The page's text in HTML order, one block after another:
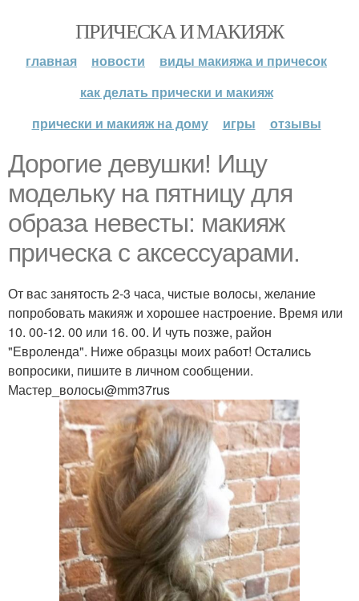
ПРИЧЕСКА И МАКИЯЖ
главная новости
виды макияжа и причесок
как делать прически и макияж
прически и макияж на дому
игры отзывы
Дорогие девушки! Ищу
модельку на пятницу для
образа невесты: макияж
прическа с аксессуарами.
От вас занятость 2-3 часа, чистые волосы, желание
попробовать макияж и хорошее настроение. Время или
10. 00-12. 00 или 16. 00. И чуть позже, район
"Евроленда". Ниже образцы моих работ! Остались
вопросики, пишите в личном сообщении.
Мастер_волосы@mm37rus